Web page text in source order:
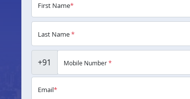
First Name*
Last Name*
+91 Mobile Number*
Email*